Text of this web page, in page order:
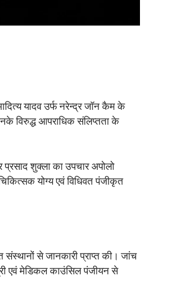
यादव उर्फ नरेन्द्र जॉन कैम के
विरुद्ध आपराधिक संलिप्तता के
शुक्ला का उपचार अपोलो
योग्य एवं विधिवत पंजीकृत
से जानकारी प्राप्त की। जांच
एवं मेडिकल काउंसिल पंजीयन से